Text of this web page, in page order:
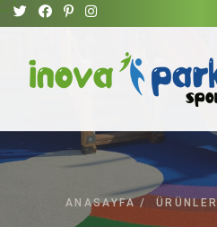
ANASAYFA /